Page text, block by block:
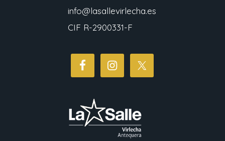
info@lasallevirlecha.es
CIF R-2900331-F